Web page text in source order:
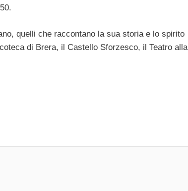
quelli che raccontano la sua storia e lo spirito
di Brera, il Castello Sforzesco, il Teatro alla